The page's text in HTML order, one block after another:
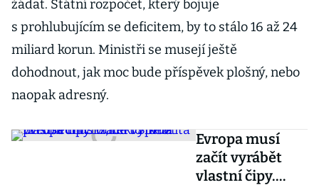
žádat. Státní rozpočet, který bojuje
s prohlubujícím se deficitem, by to stálo 16 až 24
miliard korun. Ministři se musejí ještě
dohodnout, jak moc bude příspěvek plošný, nebo
naopak adresný.
Evropa musí
začít vyrábět
vlastní čipy.